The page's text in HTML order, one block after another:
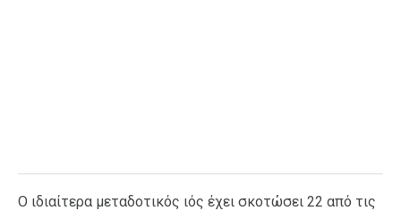
Ο ιδιαίτερα μεταδοτικός ιός έχει σκοτώσει 22 από τις